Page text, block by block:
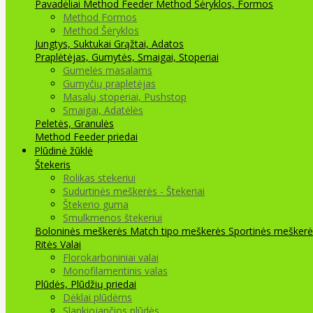
Pavadėliai Method Feeder Method Šėryklos, Formos
Method Formos
Method Šėryklos
Jungtys, Suktukai Grąžtai, Adatos
Praplėtėjas, Gumytės, Smaigai, Stoperiai
Gumelės masalams
Gumyčių prapletėjas
Masalų stoperiai, Pushstop
Smaigai, Adatėlės
Peletės, Granulės
Method Feeder priedai
Plūdinė žūklė
Štekeris
Rolikas stekeriui
Sudurtinės meškerės - Štekeriai
Štekerio guma
Smulkmenos štekeriui
Boloninės meškerės Match tipo meškerės Sportinės
Ritės Valai
Florokarboniniai valai
Monofilamentinis valas
Plūdės, Plūdžių priedai
Dėklai plūdėms
Slankiojančios plūdės